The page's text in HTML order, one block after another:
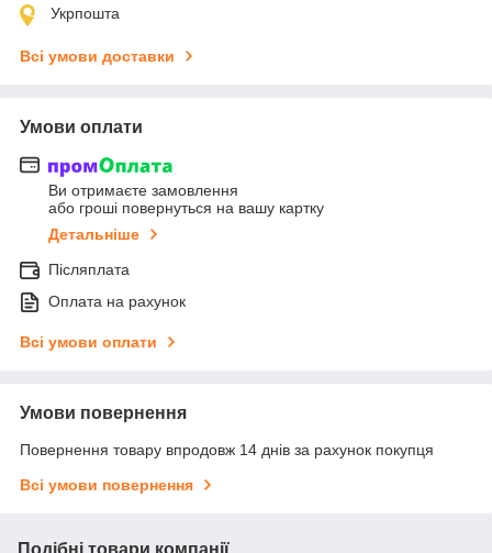
Укрпошта
Всі умови доставки
Умови оплати
Ви отримаєте замовлення
або гроші повернуться на вашу картку
Детальніше
Післяплата
Оплата на рахунок
Всі умови оплати
Умови повернення
Повернення товару впродовж 14 днів за рахунок покупця
Всі умови повернення